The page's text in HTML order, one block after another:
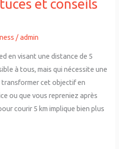
et conseils
/admin
en visant une distance de 5
à tous, mais qui nécessite une
cet objectif en
ou que vous repreniez après
courir 5 km implique bien plus